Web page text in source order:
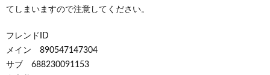
てしまいますので注意してください。
フレンドID
メイン 890547147304
サブ 688230091153